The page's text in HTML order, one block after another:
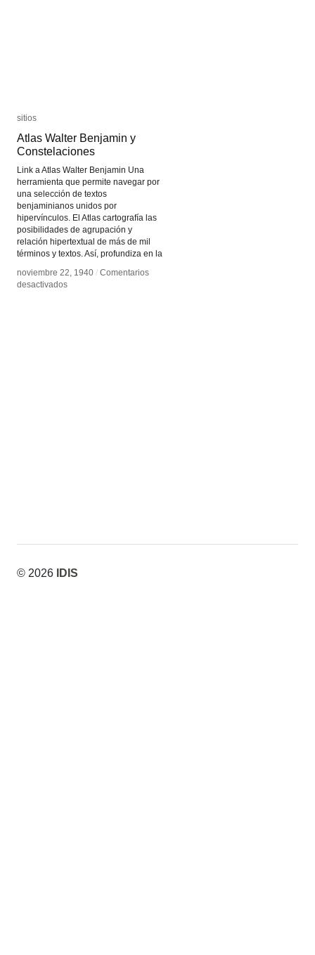
sitios
Atlas Walter Benjamin y
Constelaciones
Link a Atlas Walter Benjamin Una
herramienta que permite navegar por
una selección de textos
benjaminianos unidos por
hipervínculos. El Atlas cartografía las
posibilidades de agrupación y
relación hipertextual de más de mil
términos y textos. Así, profundiza en la
noviembre 22, 1940 / Comentarios
desactivadosen
sitios
Atlas Walter Benjamin y
Constelaciones
noviembre 22, 1940 / Comentarios
desactivadosen
© 2026 IDIS